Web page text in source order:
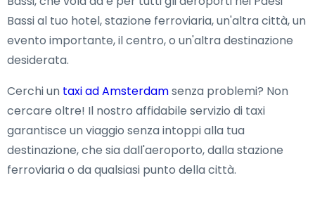
Bassi al tuo hotel, stazione ferroviaria, un'altra città, un
evento importante, il centro, o un'altra destinazione
desiderata.
Cerchi un taxi ad Amsterdamsenza problemi? Non
cercare oltre! Il nostro affidabile servizio di taxi
garantisce un viaggio senza intoppi alla tua
destinazione, che sia dall'aeroporto, dalla stazione
ferroviaria o da qualsiasi punto della città.